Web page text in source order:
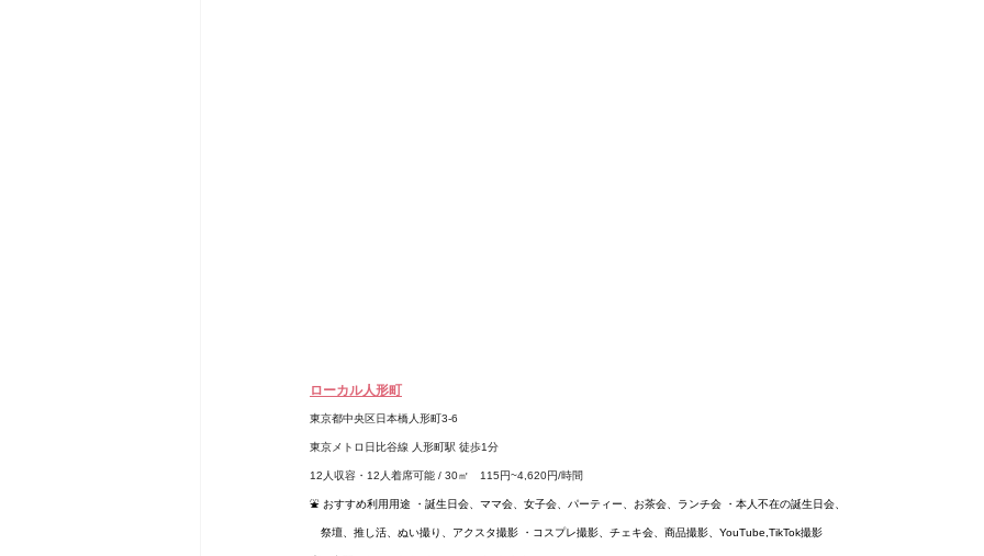
ローカル人形町
東京都中央区日本橋人形町3-6
東京メトロ日比谷線 人形町駅 徒歩1分
12人収容・12人着席可能 / 30㎡ 115円~4,620円/時間
⛲️ おすすめ利用用途 ・誕生日会、ママ会、女子会、パーティー、お茶会、ランチ会 ・本人不在の誕生日会、
祭壇、推し活、ぬい撮り、アクスタ撮影 ・コスプレ撮影、チェキ会、商品撮影、YouTube,TikTok撮影